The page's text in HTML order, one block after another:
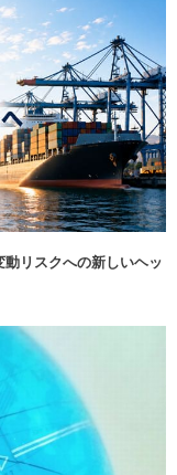
リスクへの新しいヘッ